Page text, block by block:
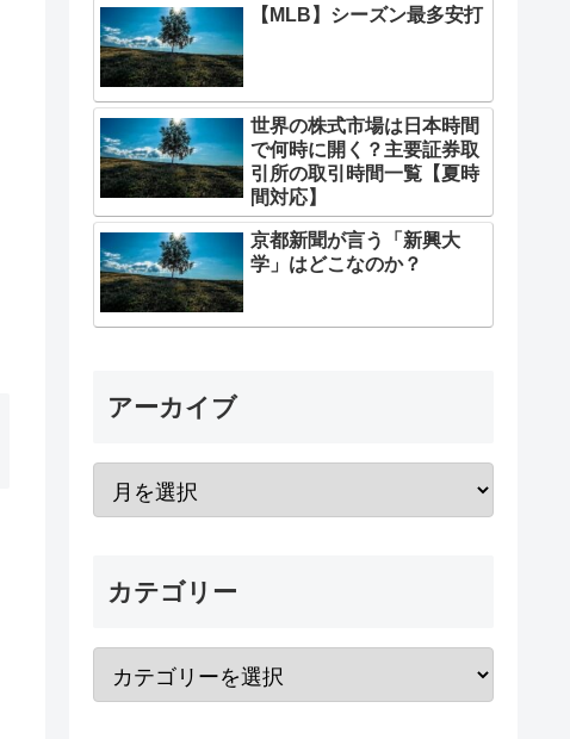
【MLB】シーズン最多安打
世界の株式市場は日本時間
で何時に開く？主要証券取
引所の取引時間一覧【夏時
間対応】
京都新聞が言う「新興大
学」はどこなのか？
アーカイブ
カテゴリー